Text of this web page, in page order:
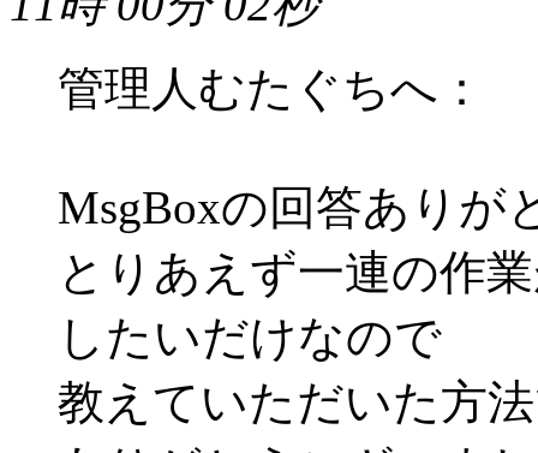
管理人むたぐちへ：
MsgBoxの回答ありが
とりあえず一連の作
したいだけなので
教えていただいた方